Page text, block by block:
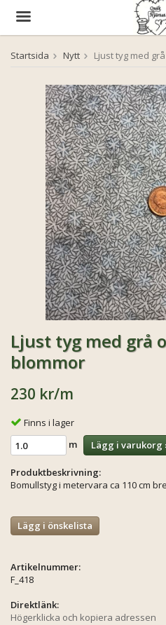
Produkten har blivit
Startsida Nytt Ljust tyg med
Ljust tyg med grå
blommor
230 kr/m
Finns i lager
m
Lägg i varukorg
Produktbeskrivning:
Bomullstyg i metervara ca 110 cm
Lägg i önskelista
Artikelnummer:
F_418
Direktlänk:
Högerklicka och kopiera adressen